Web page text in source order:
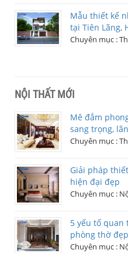
Mẫu thiết kế
tại Tiên Lãng,
Chuyên mục :
NỘI THẤT MỚI
Mê đắm
sang trọng,
Chuyên mục :
Giải pháp
hiện đại đẹp
Chuyên mục :
5 yếu tố
phòng thờ đẹp
Chuyên mục :